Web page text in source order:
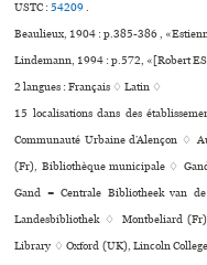
USTC :54209.
Beaulieux, 1904 : p.385-386 ,
Lindemann, 1994 : p.572, «[Robert
2 langues :Français ♢Latin ♢
15 localisations dans des
Communauté Urbaine d’Alençon ♢
(Fr), Bibliothèque muni­ci­pale ♢
Gand = Centrale Bibliotheek van
Landesbibliothek ♢ Montbeliard
Library ♢ Oxford (UK), Lincoln